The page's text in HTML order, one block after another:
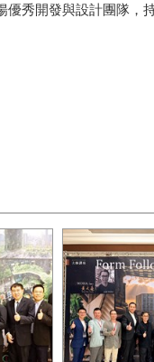
秀開發與設計團隊，